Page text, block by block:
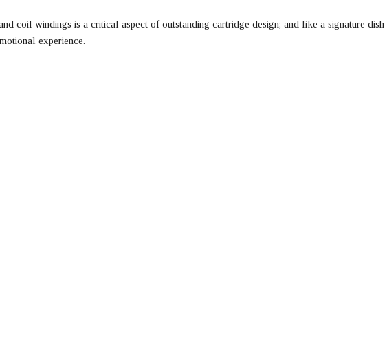
coil windings is a critical aspect of outstanding cartridge design; and like a signature
experience.